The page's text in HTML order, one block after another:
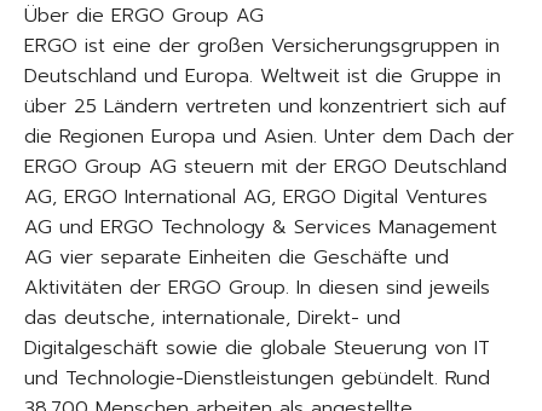
Über die ERGO Group AG
ERGO ist eine der großen Versicherungsgruppen in
Deutschland und Europa. Weltweit ist die Gruppe in
über 25 Ländern vertreten und konzentriert sich auf
die Regionen Europa und Asien. Unter dem Dach der
ERGO Group AG steuern mit der ERGO Deutschland
AG, ERGO International AG, ERGO Digital Ventures
AG und ERGO Technology & Services Management
AG vier separate Einheiten die Geschäfte und
Aktivitäten der ERGO Group. In diesen sind jeweils
das deutsche, internationale, Direkt- und
Digitalgeschäft sowie die globale Steuerung von IT
und Technologie-Dienstleistungen gebündelt. Rund